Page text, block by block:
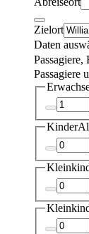
Zielort
Daten
Passagiere,
Passagiere
Kinder